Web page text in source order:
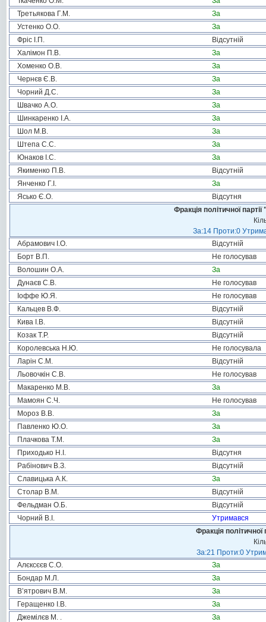
Третьякова Г.М.
За
Устенко О.О.
За
Фріс І.П.
Відсутній
Халімон П.В.
За
Хоменко О.В.
За
Чернєв Є.В.
За
Чорний Д.С.
За
Швачко А.О.
За
Шинкаренко І.А.
За
Шол М.В.
За
Штепа С.С.
За
Юнаков І.С.
За
Якименко П.В.
Відсутній
Янченко Г.І.
За
Ясько Є.О.
Відсутня
Фракція політичної
За:14 Проти:0
Абрамович І.О.
Відсутній
Борт В.П.
Не голосував
Волошин О.А.
За
Дунаєв С.В.
Не голосував
Іоффе Ю.Я.
Не голосував
Кальцев В.Ф.
Відсутній
Кива І.В.
Відсутній
Козак Т.Р.
Відсутній
Королевська Н.Ю.
Не голосувала
Ларін С.М.
Відсутній
Льовочкін С.В.
Не голосував
Макаренко М.В.
За
Мамоян С.Ч.
Не голосував
Мороз В.В.
За
Павленко Ю.О.
За
Плачкова Т.М.
За
Приходько Н.І.
Відсутня
Рабінович В.З.
Відсутній
Славицька А.К.
За
Столар В.М.
Відсутній
Фельдман О.Б.
Відсутній
Чорний В.І.
Утримався
Фракція
За:21 Проти:0
Алєксєєв С.О.
За
Бондар М.Л.
За
В’ятрович В.М.
За
Геращенко І.В.
За
Джемілєв М. .
За